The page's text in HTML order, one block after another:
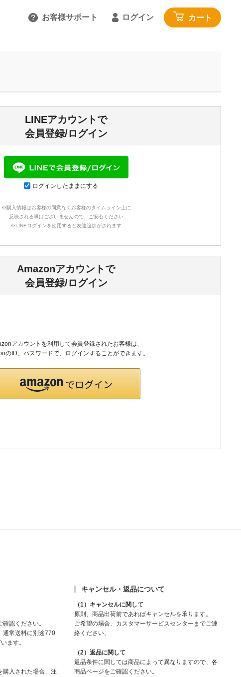
お客様サポート
い合わせる
閉じる
ログイン カート
アウトドア・レジャー
その他
布団・毛布
マットレス・敷きパッド
じゅうたん・カーペット
その他
食品
LINEアカウントで
会員登録/ログイン
ログインしたままにする
※購入情報はお客様の同意なくお客様のタイムライン上に
反映される事はございませんので、ご安心ください
※LINEログインを使用すると友達追加がされます
Amazonアカウントで
会員登録/ログイン
アカウントを利用して会員登録されたお客様は、
のID、パスワードで、ログインすることができます。
認ください。
通常送料に別途770
ます。
購入された場合、注
キャンセル・返品について
（1）キャンセルに関して
原則、商品出荷前であればキャンセルを承ります。
ご希望の場合、カスタマーサービスセンターまでご連
絡ください。
（2）返品に関して
返品条件に関しては商品によって異なりますので、各
商品ページをご確認ください。